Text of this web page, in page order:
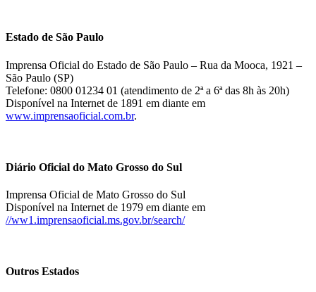
Estado de São Paulo
Imprensa Oficial do Estado de São Paulo – Rua da Mooca, 1921 –
São Paulo (SP)
Telefone: 0800 01234 01 (atendimento de 2ª a 6ª das 8h às 20h)
Disponível na Internet de 1891 em diante em
www.imprensaoficial.com.br.
Diário Oficial do Mato Grosso do Sul
Imprensa Oficial de Mato Grosso do Sul
Disponível na Internet de 1979 em diante em
//ww1.imprensaoficial.ms.gov.br/search/
Outros Estados